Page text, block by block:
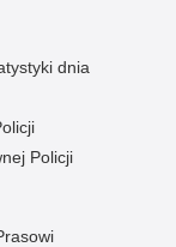
dnia
Policji